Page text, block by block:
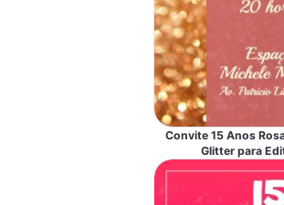
Convite 15 Anos
Glitter para